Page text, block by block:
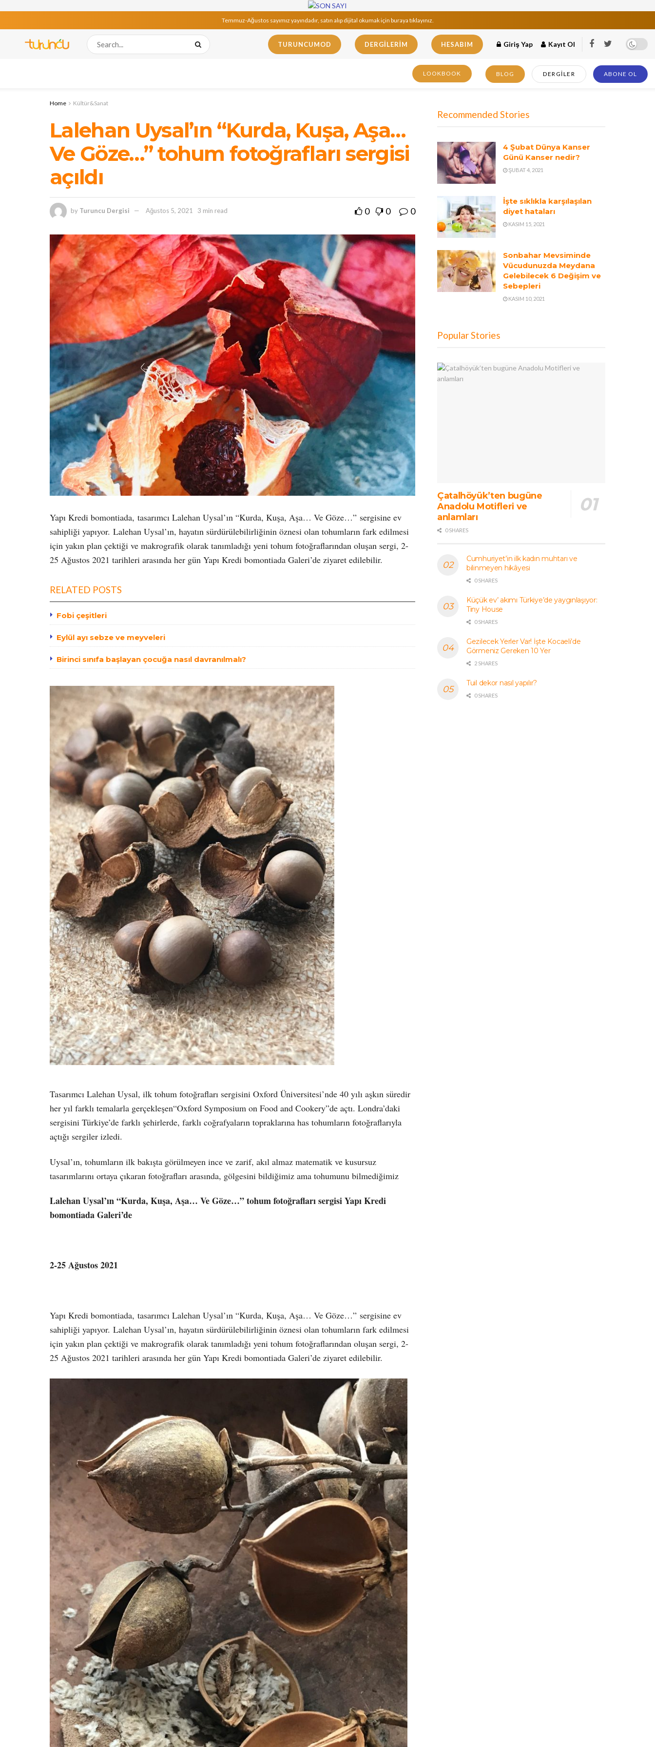
Temmuz-Ağustos sayımız yayındadır, satın alıp dijital okumak için buraya tıklayınız.
TURUNCUMOD DERGILERIM HESABIM Giriş Yap Kayıt Ol
LOOKBOOK BLOG DERGILER ABONE OL
Home Kültür&Sanat
Lalehan Uysal’ın “Kurda, Kuşa, Aşa…
Ve Göze…” tohum fotoğrafları sergisi
açıldı
by Turuncu Dergisi Ağustos 5, 2021 3 min read 0 0 0
Yapı Kredi bomontiada, tasarımcı Lalehan Uysal’ın “Kurda, Kuşa, Aşa… Ve Göze…” sergisine ev
sahipliği yapıyor. Lalehan Uysal’ın, hayatın sürdürülebilirliğinin öznesi olan tohumların fark edilmesi
için yakın plan çektiği ve makrografik olarak tanımladığı yeni tohum fotoğraflarından oluşan sergi, 2-
25 Ağustos 2021 tarihleri arasında her gün Yapı Kredi bomontiada Galeri’de ziyaret edilebilir.
RELATED POSTS
Fobi çeşitleri
Eylül ayı sebze ve meyveleri
Birinci sınıfa başlayan çocuğa nasıl davranılmalı?
Tasarımcı Lalehan Uysal, ilk tohum fotoğrafları sergisini Oxford Üniversitesi’nde 40 yılı aşkın süredir
her yıl farklı temalarla gerçekleşen“Oxford Symposium on Food and Cookery”de açtı. Londra’daki
sergisini Türkiye’de farklı şehirlerde, farklı coğrafyaların topraklarına has tohumların fotoğraflarıyla
açtığı sergiler izledi.
Uysal’ın, tohumların ilk bakışta görülmeyen ince ve zarif, akıl almaz matematik ve kusursuz
tasarımlarını ortaya çıkaran fotoğrafları arasında, gölgesini bildiğimiz ama tohumunu bilmediğimiz
Lalehan Uysal’ın “Kurda, Kuşa, Aşa… Ve Göze…” tohum fotoğrafları sergisi Yapı Kredi
bomontiada Galeri’de
2-25 Ağustos 2021
Yapı Kredi bomontiada, tasarımcı Lalehan Uysal’ın “Kurda, Kuşa, Aşa… Ve Göze…” sergisine ev
sahipliği yapıyor. Lalehan Uysal’ın, hayatın sürdürülebilirliğinin öznesi olan tohumların fark edilmesi
için yakın plan çektiği ve makrografik olarak tanımladığı yeni tohum fotoğraflarından oluşan sergi, 2-
25 Ağustos 2021 tarihleri arasında her gün Yapı Kredi bomontiada Galeri’de ziyaret edilebilir.
Recommended Stories
4 Şubat Dünya Kanser
Günü Kanser nedir?
ŞUBAT 4, 2021
İşte sıklıkla karşılaşılan
diyet hataları
KASIM 15, 2021
Sonbahar Mevsiminde
Vücudunuzda Meydana
Gelebilecek 6 Değişim ve
Sebepleri
KASIM 10, 2021
Popular Stories
Çatalhöyük’ten bugüne
Anadolu Motifleri ve
anlamları
0 SHARES
Cumhuriyet’in ilk kadın muhtarı ve
bilinmeyen hikâyesi
0 SHARES
Küçük ev’ akımı Türkiye’de yaygınlaşıyor:
Tiny House
0 SHARES
Gezilecek Yerler Var! İşte Kocaeli’de
Görmeniz Gereken 10 Yer
2 SHARES
Tuil dekor nasıl yapılır?
0 SHARES